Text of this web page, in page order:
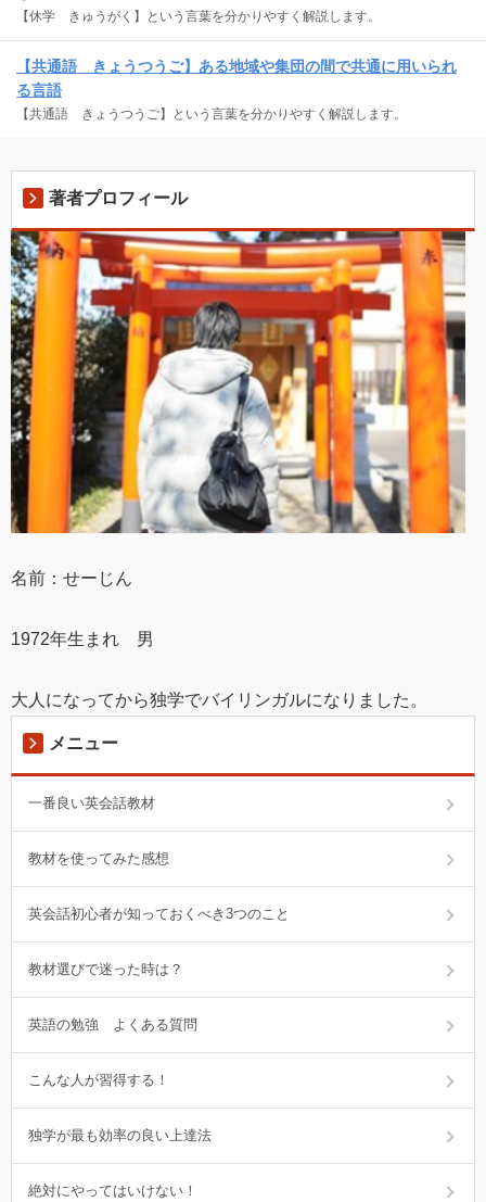
【休学 きゅうがく】という言葉を分かりやすく解説します。
【共通語 きょうつうご】ある地域や集団の間で共通に用いられ
る言語
【共通語 きょうつうご】という言葉を分かりやすく解説します。
著者プロフィール
名前：せーじん
1972年生まれ 男
大人になってから独学でバイリンガルになりました。
メニュー
一番良い英会話教材
教材を使ってみた感想
英会話初心者が知っておくべき3つのこと
教材選びで迷った時は？
英語の勉強 よくある質問
こんな人が習得する！
独学が最も効率の良い上達法
絶対にやってはいけない！